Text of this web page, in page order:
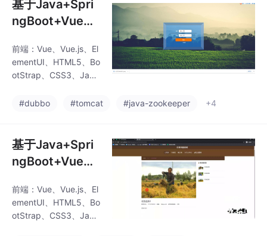
理维修平台/在线
公寓报修系统/公
寓报修服务
avicat等✌关于毕设项
目技术实现问题讲解也
询！！！Vue 的指令系
统在程序设计中非常强
大。通过 v-if、v-for 等
基于Java+Spri
ngBoot+Vue+H
诊断系统(源码+
LW+调试文档
障碍/诊断系统/
病/诊断标准/心
理评估/心理障
碍/心理治疗/精
神分析/行为疗法
前端：Vue、Vue.js、El
ementUI、HTML5、Bo
otStrap、CSS3、Java
后端：SpringBoot+My
具：IDEA、Eclipse、N
avicat等✌关于毕设项
目技术实现问题讲解也
询！！！Vue 的指令系
统在程序设计中非常强
大。通过 v-if、v-for 等
#dubbo #tomcat #java-zookeeper +4
基于Java+Spri
ngBoot+Vue+H
系统(源码+LW
+调试文档+讲解
前端：Vue、Vue.js、El
ementUI、HTML5、Bo
otStrap、CSS3、Java